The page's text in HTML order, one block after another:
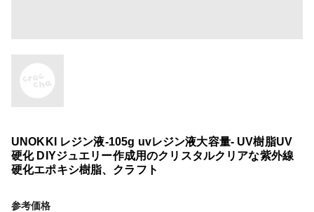
UNOKKI レジン液-105g uvレジン液大容量- UV樹脂UV
硬化 DIYジュエリー作成用のクリスタルクリアな紫外線
硬化エポキシ樹脂、クラフト
参考価格